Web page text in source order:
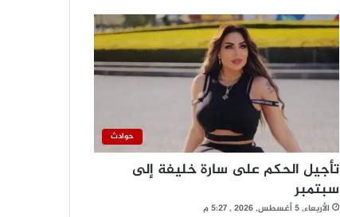
حوادث
تأجيل الحكم على سارة خليفة إلى
سبتمبر
الأربعاء, 5 أغسطس, 2026 , 5:27 م